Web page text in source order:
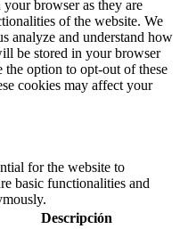
your browser as they are
of the website. We
analyze and understand how
be stored in your browser
option to opt-out of these
cookies may affect your
for the website to
basic functionalities and
Descripción